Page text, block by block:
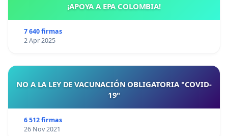
¡APOYA A EPA COLOMBIA!
7 640 firmas
2 Apr 2025
NO A LA LEY DE VACUNACIÓN OBLIGATORIA "COVID-
19"
6 512 firmas
26 Nov 2021